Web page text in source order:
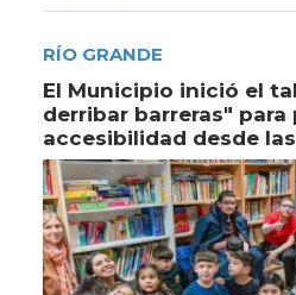
RÍO GRANDE
El Municipio inició el
derribar barreras" para
accesibilidad desde